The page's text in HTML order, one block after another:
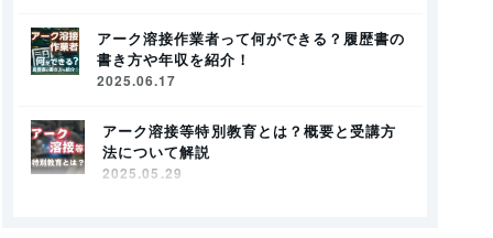
アーク溶接作業者って何ができる？履歴書の
書き方や年収を紹介！
2025.06.17
アーク溶接等特別教育とは？概要と受講方
法について解説
2025.05.29